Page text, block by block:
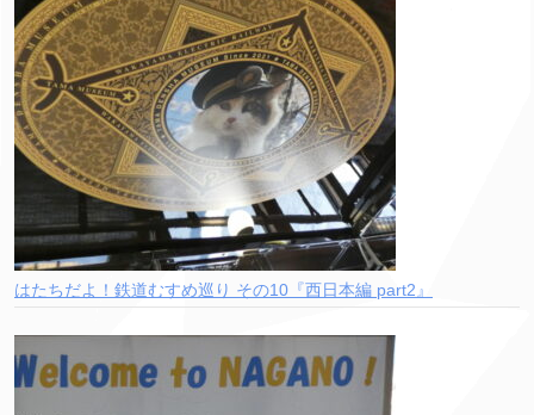
はたちだよ！鉄道むすめ巡り その10『西日本編 part2』